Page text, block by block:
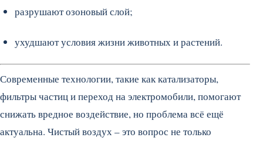
разрушают озоновый слой;
ухудшают условия жизни животных и растений.
Современные технологии, такие как катализаторы,
фильтры частиц и переход на электромобили, помогают
снижать вредное воздействие, но проблема всё ещё
актуальна. Чистый воздух – это вопрос не только